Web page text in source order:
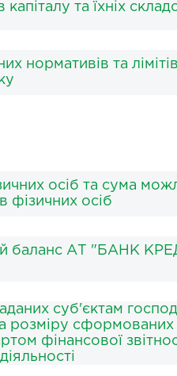
капіталу та їхніх
нормативів та
осіб та сума
фізичних осіб
баланс АТ "БАНК
суб'єктам
розміру сформованих
фінансової